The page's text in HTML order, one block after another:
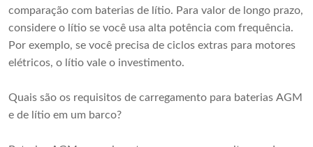
comparação com baterias de lítio. Para valor de longo prazo,
considere o lítio se você usa alta potência com frequência.
Por exemplo, se você precisa de ciclos extras para motores
elétricos, o lítio vale o investimento.
Quais são os requisitos de carregamento para baterias AGM
e de lítio em um barco?